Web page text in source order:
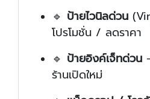
🔹 ป้ายไวนิลด่วน
โปรโมชั่น / ลดราคา
🔹 ป้ายอิงค์เจ็ทด่วน
ร้านเปิดใหม่